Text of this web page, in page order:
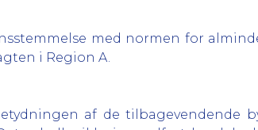
med normen for
i Region A.
af de tilbagevendende